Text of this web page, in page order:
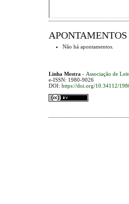
APONTAMENTOS
Não há apontamentos.
Linha Mestra - Associação de
e-ISSN: 1980-9026
DOI: https://doi.org/10.34112/